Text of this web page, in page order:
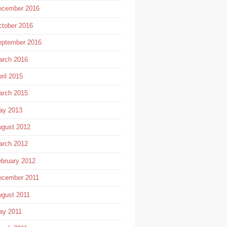
2016
2016
2016
2016
2015
2015
2013
2012
2012
2012
2011
2011
2011